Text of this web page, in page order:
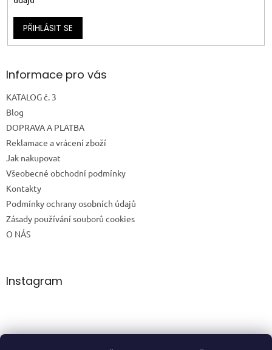
PŘIHLÁSIT SE
Informace pro vás
KATALOG č. 3
Blog
DOPRAVA A PLATBA
Reklamace a vrácení zboží
Jak nakupovat
Všeobecné obchodní podmínky
Kontakty
Podmínky ochrany osobních údajů
Zásady používání souborů cookies
O NÁS
Instagram